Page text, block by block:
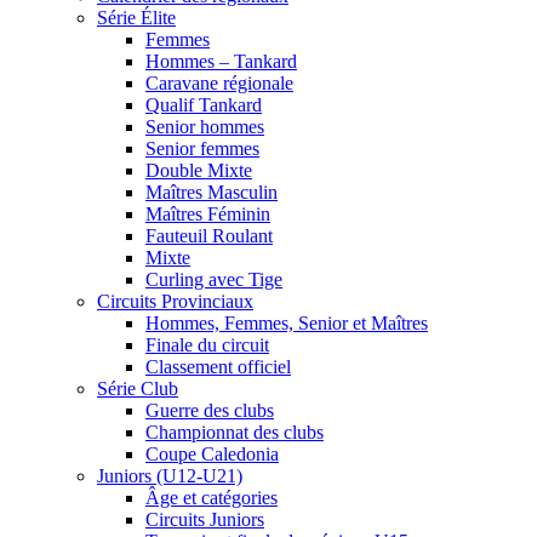
Série Élite
Femmes
Hommes – Tankard
Caravane régionale
Qualif Tankard
Senior hommes
Senior femmes
Double Mixte
Maîtres Masculin
Maîtres Féminin
Fauteuil Roulant
Mixte
Curling avec Tige
Circuits Provinciaux
Hommes, Femmes, Senior et Maîtres
Finale du circuit
Classement officiel
Série Club
Guerre des clubs
Championnat des clubs
Coupe Caledonia
Juniors (U12-U21)
Âge et catégories
Circuits Juniors